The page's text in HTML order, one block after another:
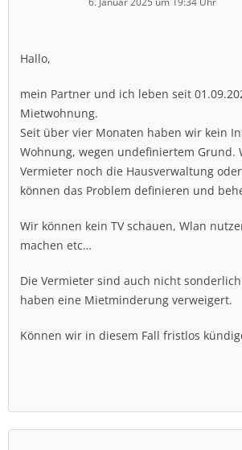
Hallo,
mein Partner und ich leben seit
Mietwohnung.
Seit über vier Monaten haben wir kein
Wohnung, wegen undefiniertem Grund.
Vermieter noch die Hausverwaltung
können das Problem definieren und
Wir können kein TV schauen, Wlan
machen etc…
Die Vermieter sind auch nicht
haben eine Mietminderung verweigert.
Können wir in diesem Fall fristlos